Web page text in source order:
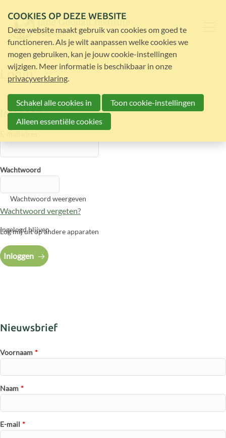
Login
Inloggen
Wachtwoord
Wachtwoord weergeven
Wachtwoord vergeten?
Ingelogd blijven
Log mij uit op andere apparaten
Inloggen
Nieuwsbrief
Voornaam *
Naam *
E-mail *
COOKIES OP DEZE WEBSITE
Deze website maakt gebruik van cookies om goed te
functioneren. Als je wilt aanpassen welke cookies we
mogen gebruiken, kan je jouw cookie-instellingen
wijzigen. Meer informatie is beschikbaar in onze
privacyverklaring.
Schakel alle cookies in
Toon cookie-instellingen
Alleen essentiële cookies